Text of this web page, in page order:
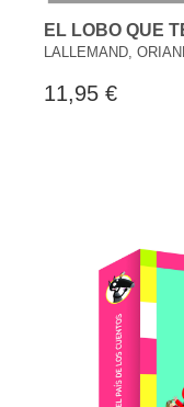
EL LOBO QUE
LALLEMAND,
11,95 €